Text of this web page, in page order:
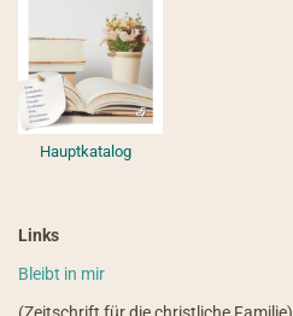
Hauptkatalog
Links
Bleibt in mir